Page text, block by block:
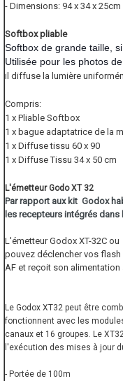
- Dimensions: 94 x 34 x 25cm
Softbox pliable
Softbox de grande taille,
Utilisée pour les photos
il diffuse la lumière
Compris:
1 x Pliable Softbox
1 x bague adaptatrice de la
1 x Diffuse tissu 60 x 90
1 x Diffuse Tissu 34 x 50 cm
L'émetteur Godo XT 32
Par rapport aux kit Godox
les recepteurs intégrés dans
L'émetteur Godox XT-32C
pouvez déclencher vos
AF et reçoit son
Le Godox XT32 peut être
fonctionnent avec les
canaux et 16 groupes. Le
l'exécution des mises à jour
- Portée de 100m